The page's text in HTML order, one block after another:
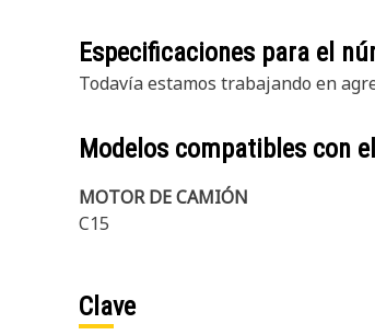
Especificaciones para el
Todavía estamos trabajando en
Modelos compatibles con
MOTOR DE CAMIÓN
C15
Clave